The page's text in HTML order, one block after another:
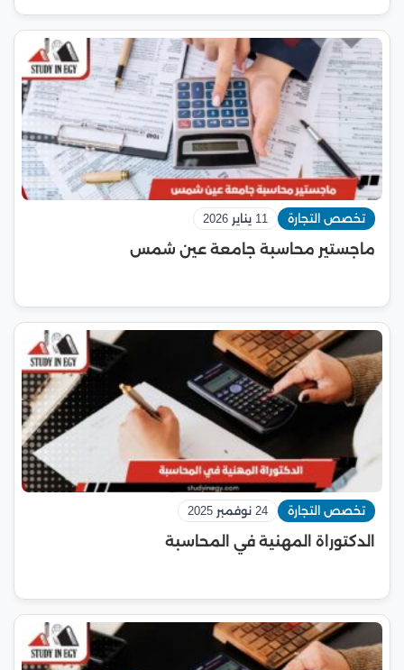
تخصص التجارة 11 يناير 2026
ماجستير محاسبة جامعة عين شمس
تخصص التجارة 24 نوفمبر 2025
الدكتوراة المهنية في المحاسبة